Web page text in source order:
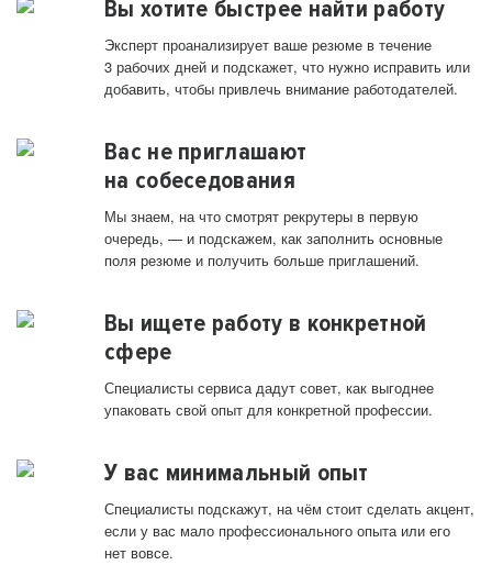
Вы хотите быстрее найти работу
Эксперт проанализирует ваше резюме в течение
3 рабочих дней и подскажет, что нужно исправить или
добавить, чтобы привлечь внимание работодателей.
Вас не приглашают
на собеседования
Мы знаем, на что смотрят рекрутеры в первую
очередь, — и подскажем, как заполнить основные
поля резюме и получить больше приглашений.
Вы ищете работу в конкретной
сфере
Специалисты сервиса дадут совет, как выгоднее
упаковать свой опыт для конкретной профессии.
У вас минимальный опыт
Специалисты подскажут, на чём стоит сделать акцент,
если у вас мало профессионального опыта или его
нет вовсе.